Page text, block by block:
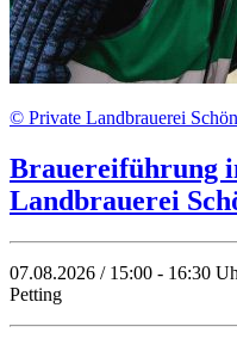
© Private Landbrauerei
Brauereiführung
Landbrauerei
07.08.2026 / 15:00 - 16:30
Petting